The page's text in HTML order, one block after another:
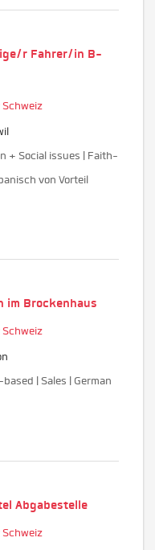
r Fahrer/in B-
Schweiz
+ Social issues | Faith-
von Vorteil
im Brockenhaus
Schweiz
| Sales | German
Abgabestelle
Schweiz